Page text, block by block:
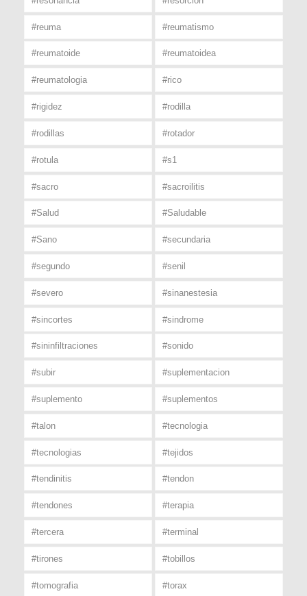
#reuma #reumatismo
#reumatoide #reumatoidea
#reumatologia #rico
#rigidez #rodilla
#rodillas #rotador
#rotula #s1
#sacro #sacroilitis
#Salud #Saludable
#Sano #secundaria
#segundo #senil
#severo #sinanestesia
#sincortes #sindrome
#sininfiltraciones #sonido
#subir #suplementacion
#suplemento #suplementos
#talon #tecnologia
#tecnologias #tejidos
#tendinitis #tendon
#tendones #terapia
#tercera #terminal
#tirones #tobillos
#tomografia #torax